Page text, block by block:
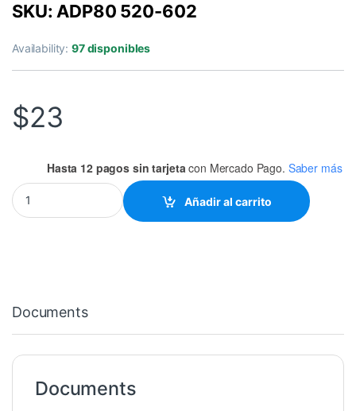
SKU: ADP80 520-602
Availability:97 disponibles
$23
Hasta 12 pagos sin tarjeta con Mercado Pago. Saber más
BORNE PARA PCB 4 PIN CON CONECTOR TORNILLO quantity
Añadir al carrito
Documents
Documents